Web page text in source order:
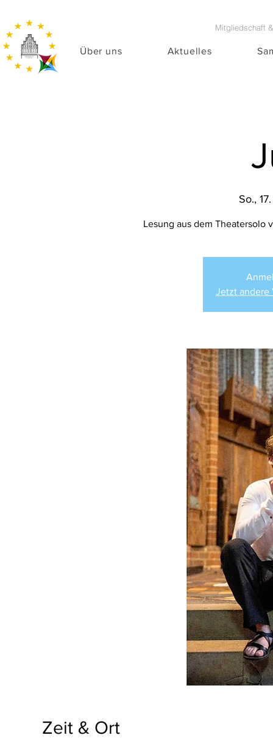
Über uns Aktuelles
Mitgliedschaft
So.,
Lesung aus dem Theatersolo
Jetzt andere
Zeit & Ort